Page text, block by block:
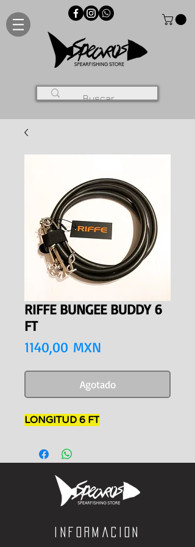
RIFFE BUNGEE BUDDY 6
FT
1140,00 MXN
Agotado
LONGITUD 6 FT
Informacion